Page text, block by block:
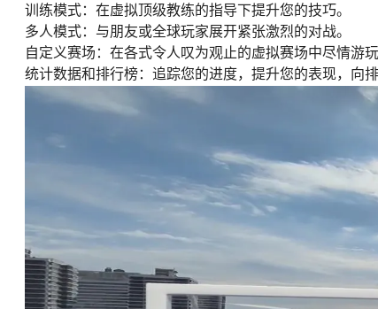
训练模式：在虚拟顶级教练的指导下提升您的技巧。
多人模式：与朋友或全球玩家展开紧张激烈的对战。
自定义赛场：在各式令人叹为观止的虚拟赛场中尽情游
统计数据和排行榜：追踪您的进度，提升您的表现，向排